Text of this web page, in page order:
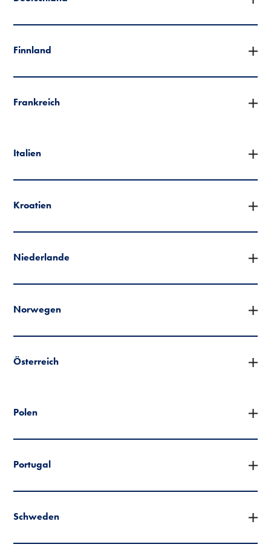
Finnland
Frankreich
Italien
Kroatien
Niederlande
Norwegen
Österreich
Polen
Portugal
Schweden